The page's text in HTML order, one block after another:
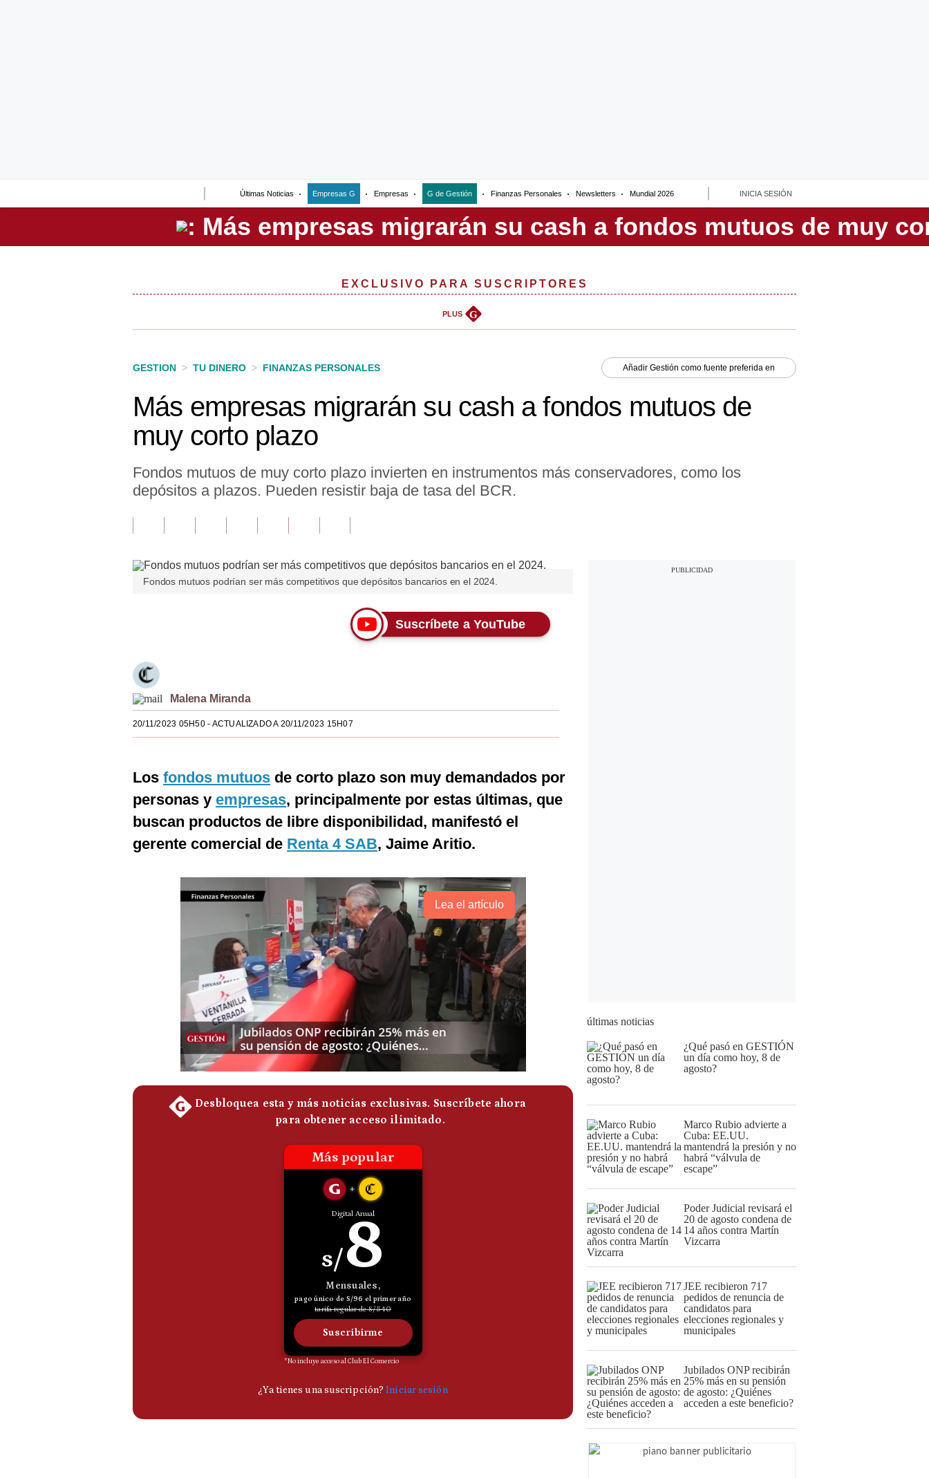
Últimas Noticias Empresas G Empresas G de Gestión Finanzas Personales Newsletters Mundial 2026 INICIA SESIÓN
Perú
EXCLUSIVO PARA SUSCRIPTORES
PLUS G
GESTION > TU DINERO > FINANZAS PERSONALES Añadir Gestión como fuente preferida en
Más empresas migrarán su cash a fondos mutuos de
muy corto plazo
Fondos mutuos de muy corto plazo invierten en instrumentos más conservadores, como los
depósitos a plazos. Pueden resistir baja de tasa del BCR.
Fondos mutuos podrían ser más competitivos que depósitos bancarios en el 2024.
Suscríbete a YouTube
Malena Miranda
20/11/2023 05H50- ACTUALIZADO A 20/11/2023 15H07
Los fondos mutuos de corto plazo son muy demandados por
personas y empresas, principalmente por estas últimas, que
buscan productos de libre disponibilidad, manifestó el
gerente comercial de Renta 4 SAB, Jaime Aritio.
Lea el artículo
últimas noticias
¿Qué pasó en GESTIÓN
un día como hoy, 8 de
agosto?
Marco Rubio advierte a
Cuba: EE.UU.
mantendrá la presión y no
habrá “válvula de
escape”
Poder Judicial revisará el
20 de agosto condena de
14 años contra Martín
Vizcarra
JEE recibieron 717
pedidos de renuncia de
candidatos para
elecciones regionales y
municipales
Jubilados ONP recibirán
25% más en su pensión
de agosto: ¿Quiénes
acceden a este beneficio?